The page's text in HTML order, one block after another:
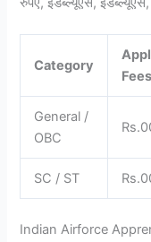
Category
Fees
General /
OBC
SC / ST
Indian Airforce